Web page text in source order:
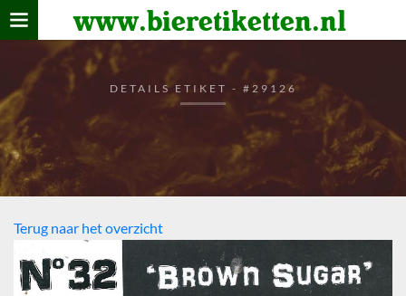
www.bieretiketten.nl
Home
verzamelen
De bierkaart
Bezoekers
DETAILS ETIKET - #29126
Terug naar het overzicht